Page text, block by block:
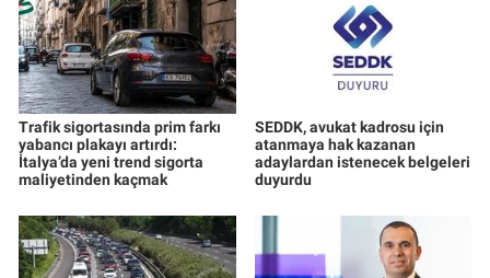
Trafik sigortasında prim farkı
yabancı plakayı artırdı:
İtalya’da yeni trend sigorta
maliyetinden kaçmak
SEDDK, avukat kadrosu için
atanmaya hak kazanan
adaylardan istenecek belgeleri
duyurdu